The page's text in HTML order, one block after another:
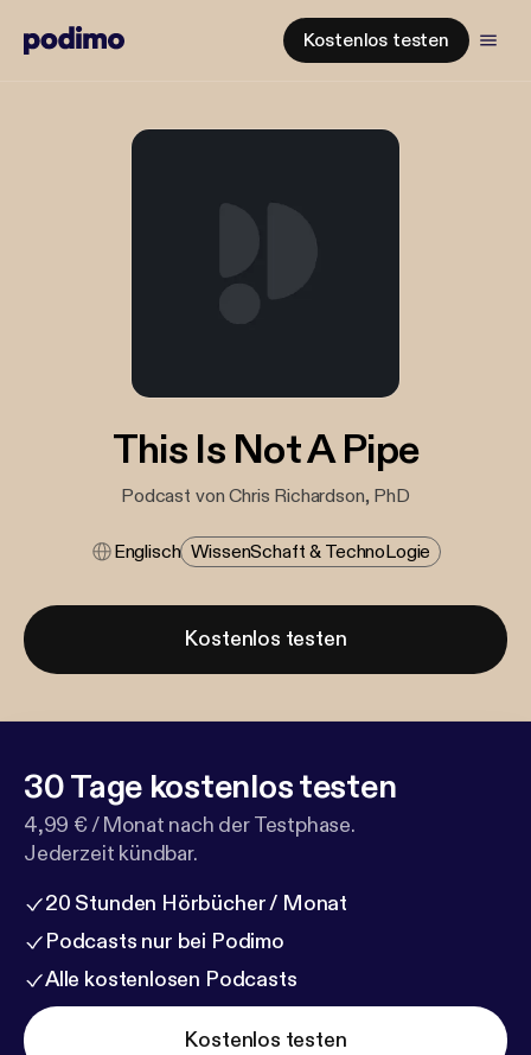
Kostenlos testen
This Is Not A Pipe
Podcast von Chris Richardson, PhD
Englisch Wissen​schaft & Techno​logie
Kostenlos testen
30 Tage kostenlos testen
4,99 € / Monat nach der Testphase.
Jederzeit kündbar.
20 Stunden Hörbücher / Monat
Podcasts nur bei Podimo
Alle kostenlosen Podcasts
Kostenlos testen